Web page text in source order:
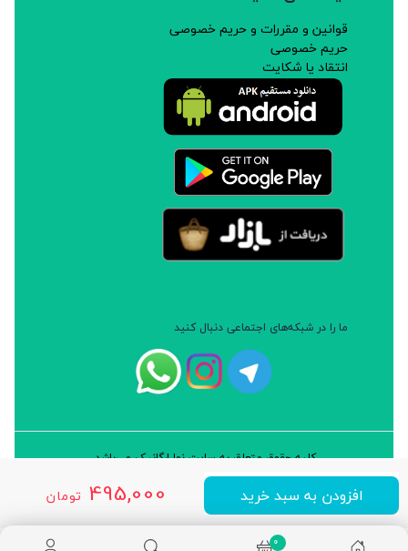
495,000 تومان افزودن به سبد خرید
قوانین و مقررات و حریم خصوصی
حریم خصوصی
انتقاد یا شکایت
ما را در شبکه‌های اجتماعی دنبال کنید
کلیه حقوق متعلق به سایت نوا ارگانیک می‌باشد.
طراحی و توسعه: شرکت داده پردازان سورن ایرانیان (نرم افزار سارب)
0